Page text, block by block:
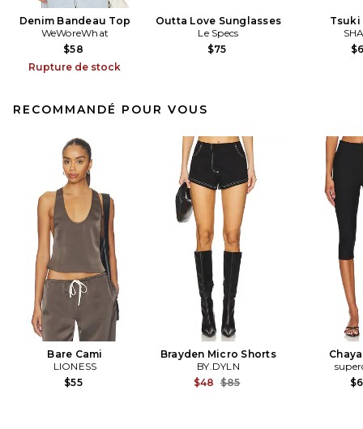
Denim Bandeau Top
WeWoreWhat
$58
Rupture de stock
Outta Love Sunglasses
Le Specs
$75
Tsuki
RECOMMANDÉ POUR VOUS
Bare Cami
LIONESS
$55
Brayden Micro Shorts
BY.DYLN
$48 Previous price:
$85